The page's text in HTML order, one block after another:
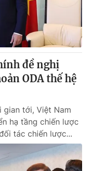
đề nghị
ODA thế hệ
gian tới, Việt Nam
hạ tầng chiến lược
tác chiến lược...